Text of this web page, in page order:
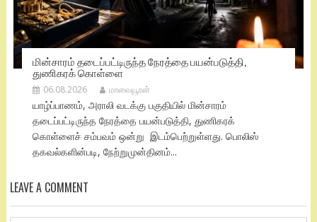
மின்சாரம் தடைப்பட்டிருந்த நேரத்தை பயன்படுத்தி,
துணிகரக் கொள்ளை
06.08.2026 மாவையூரன்
யாழ்ப்பாணம், அராலி வடக்கு பகுதியில் மின்சாரம்
தடைப்பட்டிருந்த நேரத்தை பயன்படுத்தி, துணிகரக்
கொள்ளைச் சம்பவம் ஒன்று இடம்பெற்றுள்ளது. பொலிஸ்
தகவல்களின்படி, நேற்றுமுன்தினம்...
LEAVE A COMMENT